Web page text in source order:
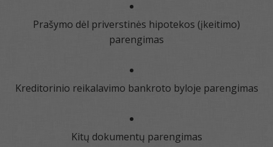
Prašymo dėl priverstinės hipotekos (įkeitimo)
parengimas
Kreditorinio reikalavimo bankroto byloje parengimas
Kitų dokumentų parengimas